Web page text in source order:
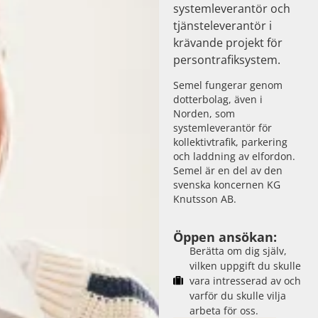
systemleverantör och
tjänsteleverantör i
krävande projekt för
persontrafiksystem.
Semel fungerar genom
dotterbolag, även i
Norden, som
systemleverantör för
kollektivtrafik, parkering
och laddning av elfordon.
Semel är en del av den
svenska koncernen KG
Knutsson AB.
Öppen ansökan:
Berätta om dig själv,
vilken uppgift du skulle
vara intresserad av och
varför du skulle vilja
arbeta för oss.